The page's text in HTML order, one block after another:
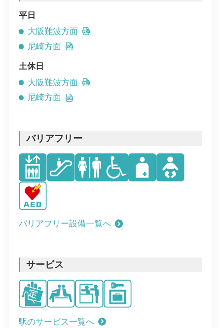
平日
大阪難波方面
尼崎方面
土休日
大阪難波方面
尼崎方面
バリアフリー
バリアフリー設備一覧へ
サービス
駅のサービス一覧へ